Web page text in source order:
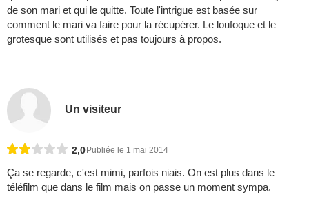
de son mari et qui le quitte. Toute l'intrigue est basée sur
comment le mari va faire pour la récupérer. Le loufoque et le
grotesque sont utilisés et pas toujours à propos.
Un visiteur
2,0Publiée le 1 mai 2014
Ça se regarde, c'est mimi, parfois niais. On est plus dans le
téléfilm que dans le film mais on passe un moment sympa.